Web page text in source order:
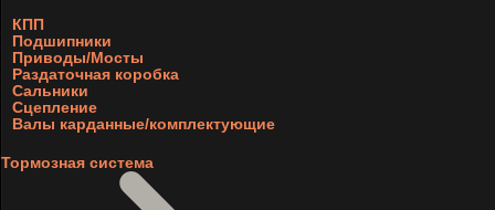
КПП
Подшипники
Приводы/Мосты
Раздаточная коробка
Сальники
Сцепление
Валы карданные/комплектующие
Тормозная система